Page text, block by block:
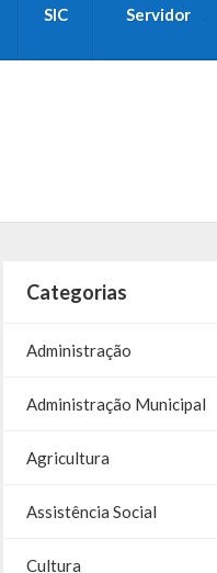
SIC Servidor
Categorias
Administração
Administração Municipal
Agricultura
Assistência Social
Cultura